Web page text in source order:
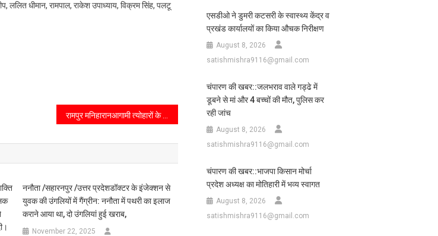
ललित धीमान, रामपाल, राकेश उपाध्याय, विक्रम सिंह, पलटू
ननौता /सहारनपुर /उत्तर प्रदेशडॉक्टर के इंजेक्शन से
युवक की उंगलियों में गैंग्रीन: ननौता में पथरी का इलाज
कराने आया था, दो उंगलियां हुई खराब,
November 22, 2025
एसडीओ ने डुमरी कटसरी के स्वास्थ्य केंद्र व
प्रखंड कार्यालयों का किया औचक निरीक्षण
August 8, 2026
satishmishra9116@gmail.com
चंपारण की खबर::जलभराव वाले गड्ढे में
डूबने से मां और 4 बच्चों की मौत, पुलिस कर
रही जांच
August 8, 2026
satishmishra9116@gmail.com
चंपारण की खबर::भाजपा किसान मोर्चा
प्रदेश अध्यक्ष का मोतिहारी में भव्य स्वागत
August 8, 2026
satishmishra9116@gmail.com